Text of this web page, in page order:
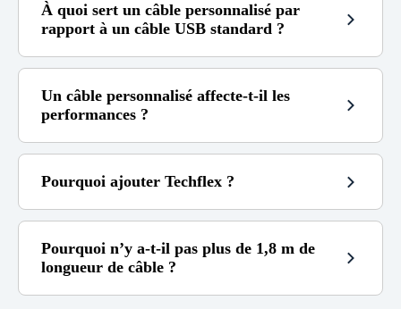
moi).
Non couverts par la garantie :
Je ne suis pas responsable d’une erreur de
À quoi sert un câble personnalisé par
rapport à un câble USB standard ?
Un câble personnalisé affecte-t-il les
performances ?
Pourquoi ajouter Techflex ?
Pourquoi n’y a-t-il pas plus de 1,8 m de
longueur de câble ?